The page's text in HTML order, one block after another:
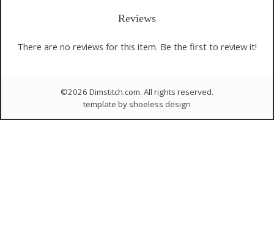
Reviews
There are no reviews for this item. Be the first to review it!
©2026 Dimstitch.com. All rights reserved.
template by shoeless design